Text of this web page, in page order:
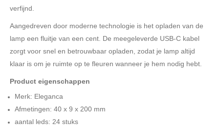
verfijnd.
Aangedreven door moderne technologie is het opladen van de
lamp een fluitje van een cent. De meegeleverde USB-C kabel
zorgt voor snel en betrouwbaar opladen, zodat je lamp altijd
klaar is om je ruimte op te fleuren wanneer je hem nodig hebt.
Product eigenschappen
Merk: Eleganca
Afmetingen: 40 x 9 x 200 mm
aantal leds: 24 stuks